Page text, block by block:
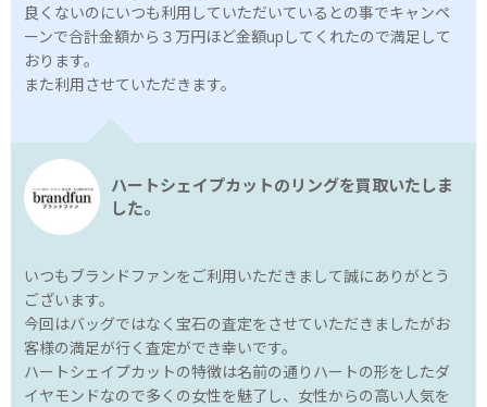
良くないのにいつも利用していただいているとの事でキャンペ
ーンで合計金額から３万円ほど金額upしてくれたので満足して
おります。
また利用させていただきます。
ハートシェイプカットのリングを買取いたしま
した。
いつもブランドファンをご利用いただきまして誠にありがとう
ございます。
今回はバッグではなく宝石の査定をさせていただきましたがお
客様の満足が行く査定ができ幸いです。
ハートシェイプカットの特徴は名前の通りハートの形をしたダ
イヤモンドなので多くの女性を魅了し、女性からの高い人気を